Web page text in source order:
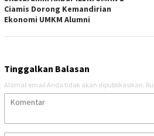
Ciamis Dorong Kemandirian
Ekonomi UMKM Alumni
Tinggalkan Balasan
Alamat email Anda tidak akan dipublikasikan.